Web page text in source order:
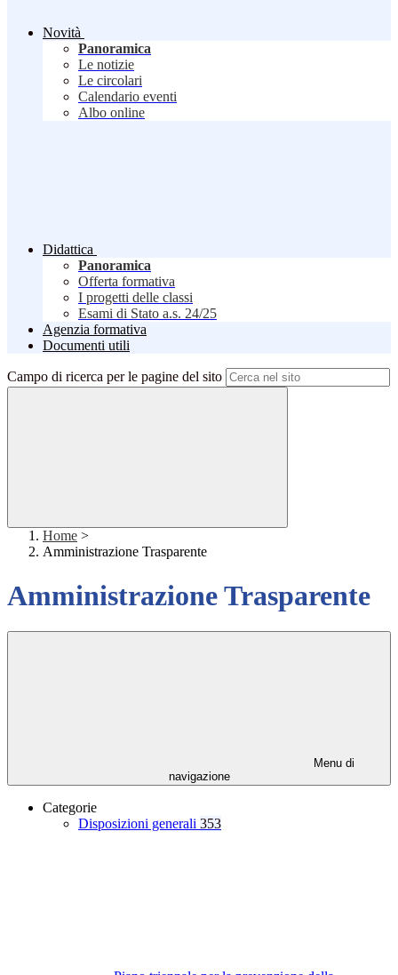
Novità
Panoramica
Le notizie
Le circolari
Calendario eventi
Albo online
Didattica
Panoramica
Offerta formativa
I progetti delle classi
Esami di Stato a.s. 24/25
Agenzia formativa
Documenti utili
Campo di ricerca per le pagine del sito
Home >
Amministrazione Trasparente
Amministrazione Trasparente
Menu di
navigazione
Categorie
Disposizioni generali 353